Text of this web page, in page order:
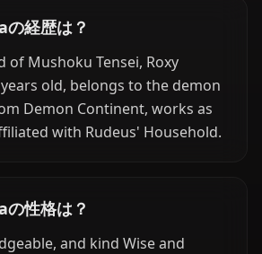
経歴は？
of Mushoku Tensei, Roxy
old, belongs to the demon
Demon Continent, works as
with Rudeus' Household.
性格は？
and kind Wise and